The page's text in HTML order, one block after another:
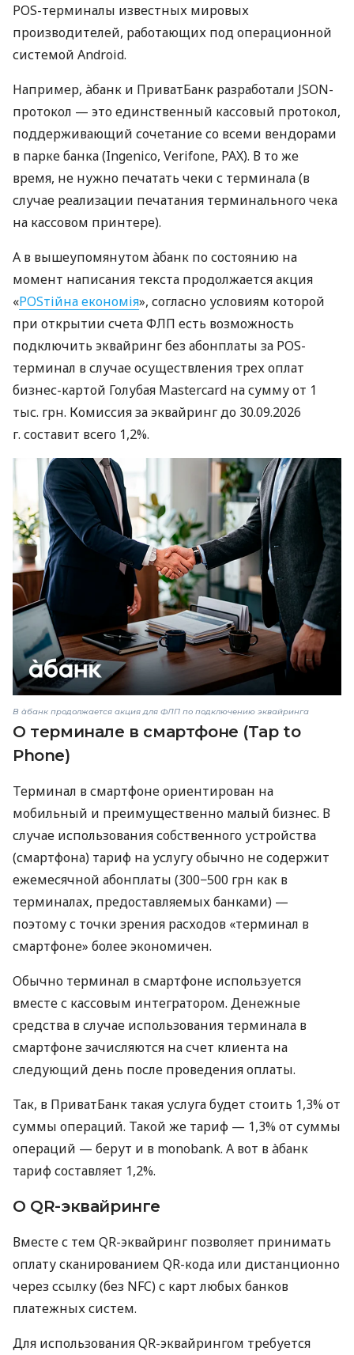
POS-терминалы известных мировых
производителей, работающих под операционной
системой Android.
Например, àбанк и ПриватБанк разработали JSON-
протокол — это единственный кассовый протокол,
поддерживающий сочетание со всеми вендорами
в парке банка (Ingenico, Verifone, PAX). В то же
время, не нужно печатать чеки с терминала (в
случае реализации печатания терминального чека
на кассовом принтере).
А в вышеупомянутом àбанк по состоянию на
момент написания текста продолжается акция
«POSтійна економія», согласно условиям которой
при открытии счета ФЛП есть возможность
подключить эквайринг без абонплаты за POS-
терминал в случае осуществления трех оплат
бизнес-картой Голубая Mastercard на сумму от 1
тыс. грн. Комиссия за эквайринг до 30.09.2026
г. составит всего 1,2%.
В àбанк продолжается акция для ФЛП по подключению эквайринга
О терминале в смартфоне (Tap to
Phone)
Терминал в смартфоне ориентирован на
мобильный и преимущественно малый бизнес. В
случае использования собственного устройства
(смартфона) тариф на услугу обычно не содержит
ежемесячной абонплаты (300−500 грн как в
терминалах, предоставляемых банками) —
поэтому с точки зрения расходов «терминал в
смартфоне» более экономичен.
Обычно терминал в смартфоне используется
вместе с кассовым интегратором. Денежные
средства в случае использования терминала в
смартфоне зачисляются на счет клиента на
следующий день после проведения оплаты.
Так, в ПриватБанк такая услуга будет стоить 1,3% от
суммы операций. Такой же тариф — 1,3% от суммы
операций — берут и в monobank. А вот в àбанк
тариф составляет 1,2%.
О QR-эквайринге
Вместе с тем QR-эквайринг позволяет принимать
оплату сканированием QR-кода или дистанционно
через ссылку (без NFC) с карт любых банков
платежных систем.
Для использования QR-эквайрингом требуется